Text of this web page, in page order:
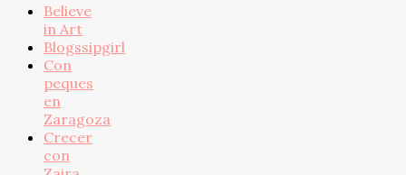
Believe
in Art
Blogssipgirl
Con
peques
en
Zaragoza
Crecer
con